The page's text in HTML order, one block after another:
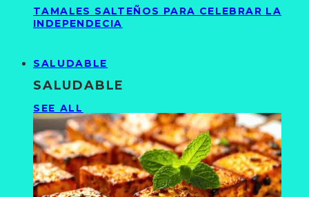
TAMALES SALTEÑOS PARA CELEBRAR LA
INDEPENDECIA
SALUDABLE
SALUDABLE
SEE ALL